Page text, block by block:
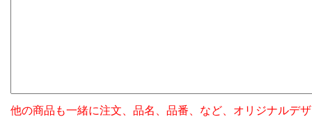
他の商品も一緒に注文、品名、品番、など、オリジナルデ